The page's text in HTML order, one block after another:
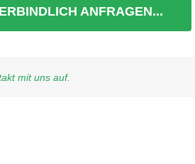
ANFRAGEN...
mit uns auf.